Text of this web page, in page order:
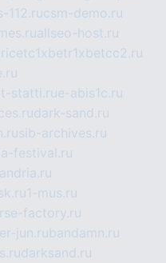
112.rucsm-demo.ru
allseo-host.ru
statti.rue-abis1c.ru
dark-sand.ru
sib-archives.ru
festival.ru
1-mus.ru
factory.ru
jun.rubandamn.ru
darksand.ru